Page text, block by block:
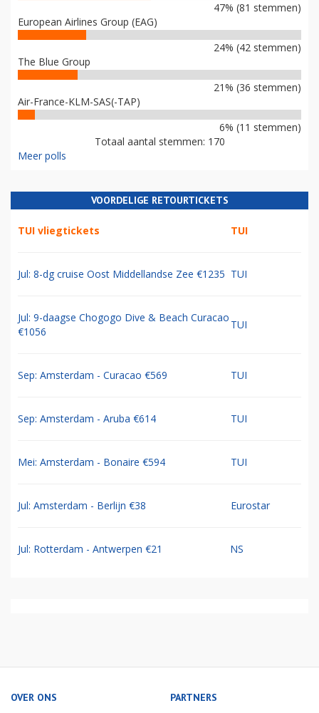
47% (81 stemmen)
European Airlines Group (EAG)
24% (42 stemmen)
The Blue Group
21% (36 stemmen)
Air-France-KLM-SAS(-TAP)
6% (11 stemmen)
Totaal aantal stemmen: 170
Meer polls
VOORDELIGE RETOURTICKETS
TUI vliegtickets TUI
Jul: 8-dg cruise Oost Middellandse Zee €1235 TUI
Jul: 9-daagse Chogogo Dive & Beach Curacao
€1056
TUI
Sep: Amsterdam - Curacao €569 TUI
Sep: Amsterdam - Aruba €614 TUI
Mei: Amsterdam - Bonaire €594 TUI
Jul: Amsterdam - Berlijn €38 Eurostar
Jul: Rotterdam - Antwerpen €21 NS
OVER ONS PARTNERS